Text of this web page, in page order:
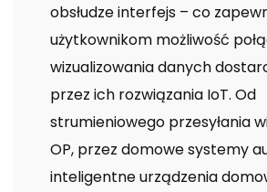
obsłudze interfejs – co
użytkownikom możliwość
wizualizowania danych
przez ich rozwiązania IoT. Od
strumieniowego przesyłania
OP, przez domowe systemy
inteligentne urządzenia